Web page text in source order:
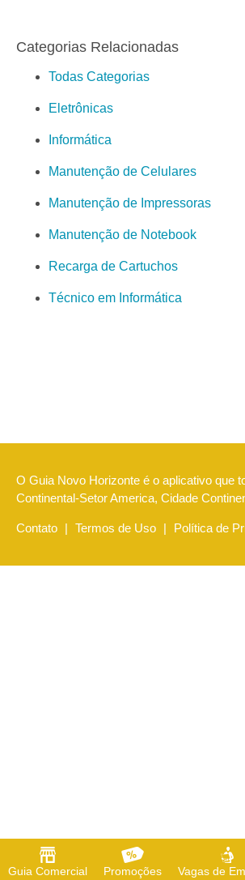
Guia Comercial Promoções Vagas de
Categorias Relacionadas
Todas Categorias
Eletrônicas
Informática
Manutenção de Celulares
Manutenção de Impressoras
Manutenção de Notebook
Recarga de Cartuchos
Técnico em Informática
O Guia Novo Horizonte é o aplicativo que
Continental-Setor America, Cidade
Contato | Termos de Uso | Política de